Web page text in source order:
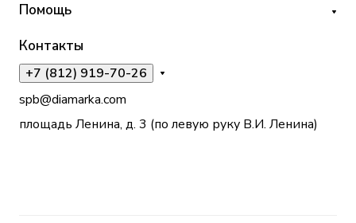
Помощь
Контакты
+7 (812) 919-70-26
spb@diamarka.com
площадь Ленина, д. 3 (по левую руку В.И. Ленина)